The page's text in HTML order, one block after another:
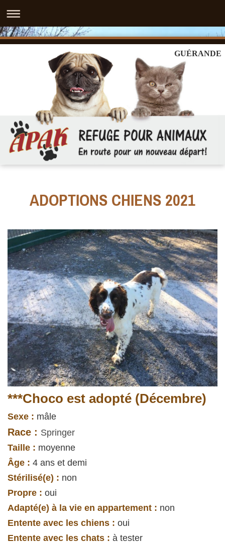
GUÉRANDE
ADOPTIONS CHIENS 2021
***Choco est adopté (Décembre)
Sexe : mâle
Race : Springer
Taille : moyenne
Âge : 4 ans et demi
Stérilisé(e) : non
Propre : oui
Adapté(e) à la vie en appartement : non
Entente avec les chiens : oui
Entente avec les chats : à tester